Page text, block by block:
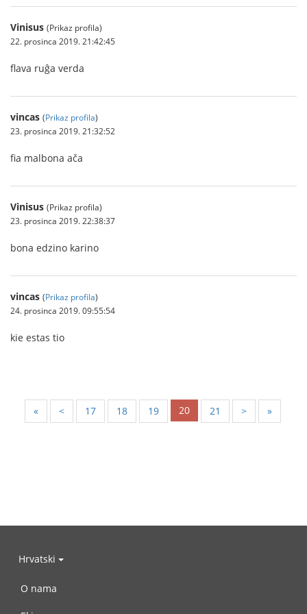
Vinisus (Prikaz profila)
22. prosinca 2019. 21:42:45
flava ruĝa verda
vincas (Prikaz profila)
23. prosinca 2019. 21:32:52
fia malbona ača
Vinisus (Prikaz profila)
23. prosinca 2019. 22:38:37
bona edzino karino
vincas (Prikaz profila)
24. prosinca 2019. 09:55:54
kie estas tio
« < 17 18 19 20 21 > »
Hrvatski
O nama